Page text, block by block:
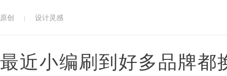
原创 设计灵感
最近小编刷到好多品牌都